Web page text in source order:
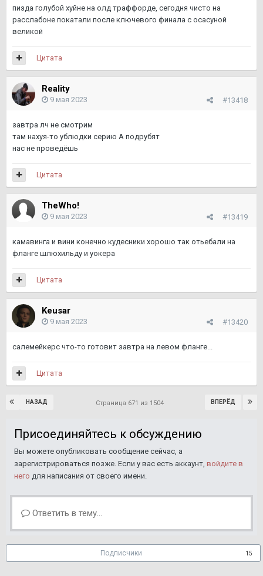
пизда голубой хуйне на олд траффорде, сегодня чисто на
расслабоне покатали после ключевого финала с осасуной
великой
Цитата
Reality
#13418
9 мая 2023
завтра лч не смотрим
там нахуя-то ублюдки серию А подрубят
нас не проведёшь
Цитата
TheWho!
#13419
9 мая 2023
камавинга и вини конечно кудесники хорошо так отьебали на
фланге шлюхильду и уокера
Цитата
Keusar
#13420
9 мая 2023
салемейкерс что-то готовит завтра на левом фланге...
Цитата
НАЗАД ВПЕРЁД
Страница 671 из 1504
Присоединяйтесь к обсуждению
Вы можете опубликовать сообщение сейчас, а
зарегистрироваться позже. Если у вас есть аккаунт, войдите в
него для написания от своего имени.
Ответить в тему...
Подписчики 15